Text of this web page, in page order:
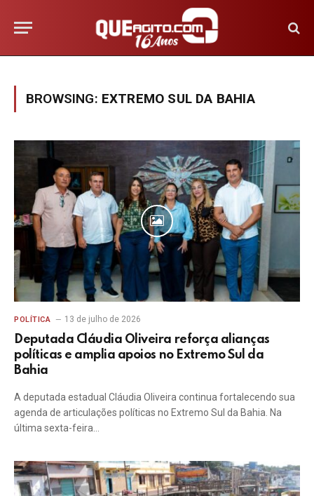
BROWSING: EXTREMO SUL DA BAHIA
POLÍTICA 13 de julho de 2026
Deputada Cláudia Oliveira reforça alianças
políticas e amplia apoios no Extremo Sul da
Bahia
A deputada estadual Cláudia Oliveira continua fortalecendo sua
agenda de articulações políticas no Extremo Sul da Bahia. Na
última sexta-feira…